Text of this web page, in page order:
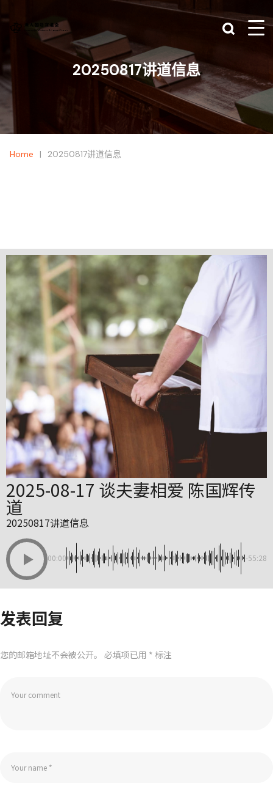
20250817讲道信息
Home | 20250817讲道信息
2025-08-17 谈夫妻相爱 陈国辉传
道
20250817讲道信息
00:00 -55:28
发表回复
您的邮箱地址不会被公开。 必填项已用 * 标注